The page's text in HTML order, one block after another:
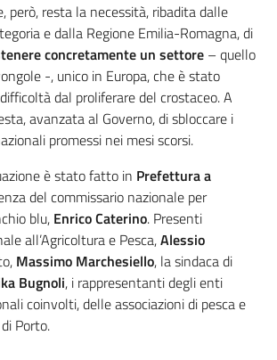
però, resta la necessità, ribadita dalle
e dalla Regione Emilia-Romagna, di
concretamente un settore – quello
-, unico in Europa, che è stato
dal proliferare del crostaceo. A
avanzata al Governo, di sbloccare i
promessi nei mesi scorsi.
è stato fatto in Prefettura a
del commissario nazionale per
blu, Enrico Caterino. Presenti
all’Agricoltura e Pesca,Alessio
Massimo Marchesiello, la sindaca di
Bugnoli, i rappresentanti degli enti
coinvolti, delle associazioni di pesca e
Porto.